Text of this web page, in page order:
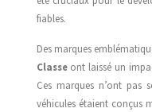
fiables.
Des marques
Classeont laissé un
Ces marques n’ont pas
véhicules étaient conçus